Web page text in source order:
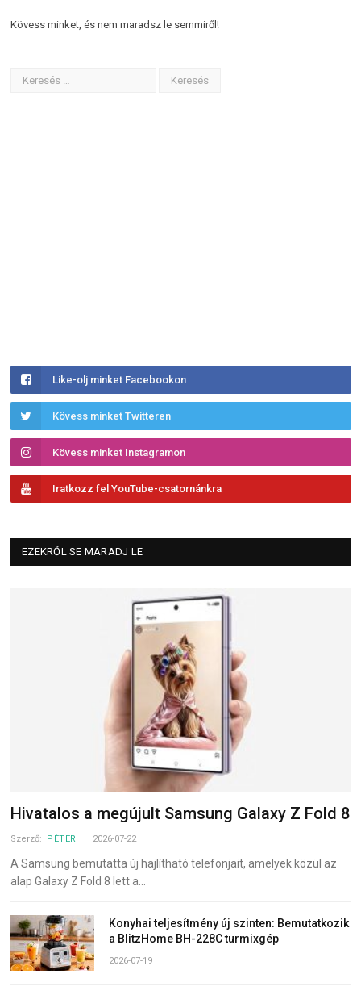
Kövess minket, és nem maradsz le semmiről!
Like-olj minket Facebookon
Kövess minket Twitteren
Kövess minket Instagramon
Iratkozz fel YouTube-csatornánkra
EZEKRŐL SE MARADJ LE
Hivatalos a megújult Samsung Galaxy Z Fold 8
Szerző: PÉTER 2026-07-22
A Samsung bemutatta új hajlítható telefonjait, amelyek közül az
alap Galaxy Z Fold 8 lett a…
Konyhai teljesítmény új szinten: Bemutatkozik
a BlitzHome BH-228C turmixgép
2026-07-19